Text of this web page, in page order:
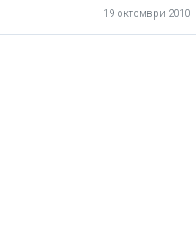
19 октомври 2010